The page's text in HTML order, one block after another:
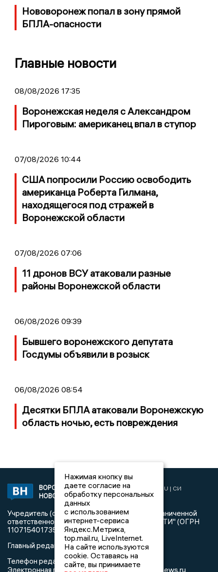
Нововоронеж попал в зону прямой
БПЛА-опасности
Главные новости
08/08/2026 17:35
Воронежская неделя с Александром
Пироговым: американец впал в ступор
07/08/2026 10:44
США попросили Россию освободить
американца Роберта Гилмана,
находящегося под стражей в
Воронежской области
07/08/2026 07:06
11 дронов ВСУ атаковали разные
районы Воронежской области
06/08/2026 09:39
Бывшего воронежского депутата
Госдумы объявили в розыск
06/08/2026 08:54
Десятки БПЛА атаковали Воронежскую
область ночью, есть повреждения
ВОРОНЕЖСКИЕ
НОВОСТИ
2019 © VORONEZHNEWS.RU | СИ
«Воронежские новости»
Учредитель (соучредители): Общество с ограниченной
ответственностью "РЕГИОНАЛЬНЫЕ НОВОСТИ" (ОГРН
1107154017354)
Главный редактор: Пирогов А.А.
Телефон редакции: +7 (473) 262 77 92
Электронная почта редакции:info@voronezhnews.ru
Нажимая кнопку вы
даете согласие на
обработку персональных
данных
с использованием
интернет-сервиса
Яндекс.Метрика,
top.mail.ru, LiveInternet.
На сайте используются
cookie. Оставаясь на
сайте, вы принимаете